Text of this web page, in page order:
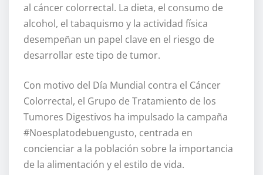
al cáncer colorrectal. La dieta, el consumo de
alcohol, el tabaquismo y la actividad física
desempeñan un papel clave en el riesgo de
desarrollar este tipo de tumor.
Con motivo del Día Mundial contra el Cáncer
Colorrectal, el Grupo de Tratamiento de los
Tumores Digestivos ha impulsado la campaña
#Noesplatodebuengusto, centrada en
concienciar a la población sobre la importancia
de la alimentación y el estilo de vida.